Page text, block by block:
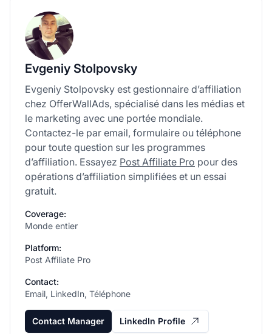
Evgeniy Stolpovsky
Evgeniy Stolpovsky est gestionnaire d’affiliation
chez OfferWallAds, spécialisé dans les médias et
le marketing avec une portée mondiale.
Contactez-le par email, formulaire ou téléphone
pour toute question sur les programmes
d’affiliation. Essayez Post Affiliate Pro pour des
opérations d’affiliation simplifiées et un essai
gratuit.
Coverage:
Monde entier
Platform:
Post Affiliate Pro
Contact:
Email, LinkedIn, Téléphone
Contact Manager LinkedIn Profile